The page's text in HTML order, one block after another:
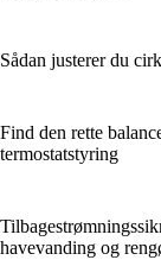
Sådan justerer du
Find den rette
termostatstyring
havevanding og